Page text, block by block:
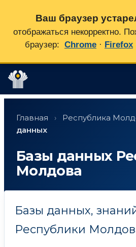
содержимому
Главная › Республика
данных
Базы данных
Молдова
Базы данных,
Республики
Ваш браузер
отображаться некорректно.
браузер: Chrome · Firefox